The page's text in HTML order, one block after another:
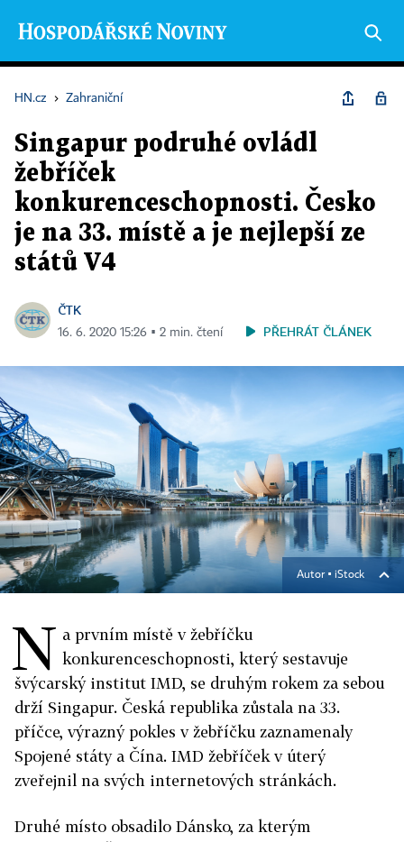
HN.cz › Zahraniční
Singapur podruhé ovládl
žebříček
konkurenceschopnosti. Česko
je na 33. místě a je nejlepší ze
států V4
ČTK
16. 6. 2020 15:26 ▪ 2 min. čtení PŘEHRÁT ČLÁNEK
Autor ▪ iStock
N a prvním místě v žebříčku
konkurenceschopnosti, který sestavuje
švýcarský institut IMD, se druhým rokem za sebou
drží Singapur. Česká republika zůstala na 33.
příčce, výrazný pokles v žebříčku zaznamenaly
Spojené státy a Čína. IMD žebříček v úterý
zveřejnil na svých internetových stránkách.
Druhé místo obsadilo Dánsko, za kterým